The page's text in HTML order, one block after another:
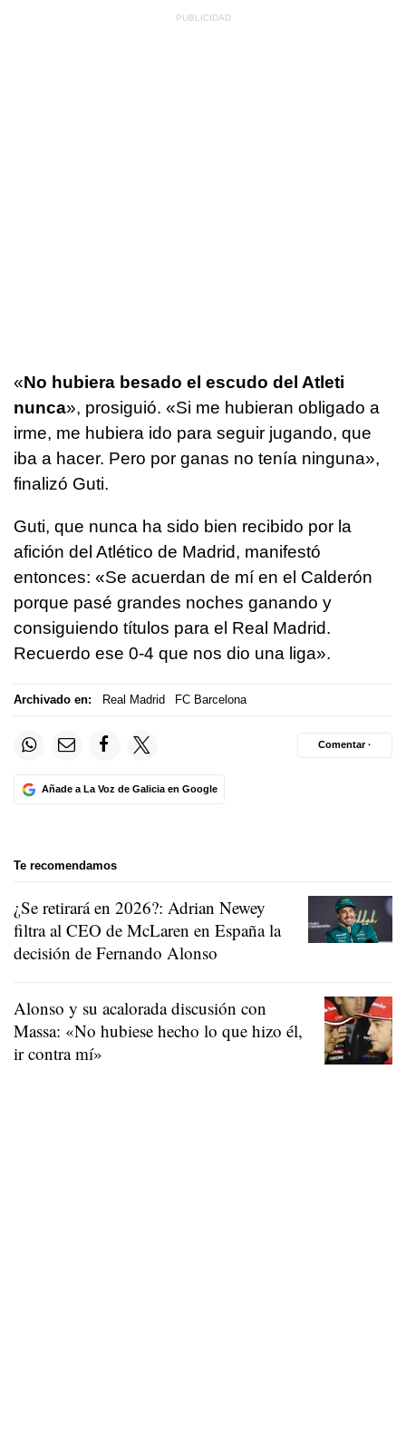
«No hubiera besado el escudo del Atleti
nunca», prosiguió. «Si me hubieran obligado a
irme, me hubiera ido para seguir jugando, que
iba a hacer. Pero por ganas no tenía ninguna»,
finalizó Guti.
Guti, que nunca ha sido bien recibido por la
afición del Atlético de Madrid, manifestó
entonces: «Se acuerdan de mí en el Calderón
porque pasé grandes noches ganando y
consiguiendo títulos para el Real Madrid.
Recuerdo ese 0-4 que nos dio una liga».
Archivado en: Real Madrid FC Barcelona
Añade a La Voz de Galicia en Google
Comentar ·
Te recomendamos
¿Se retirará en 2026?: Adrian Newey
filtra al CEO de McLaren en España la
decisión de Fernando Alonso
Alonso y su acalorada discusión con
Massa: «No hubiese hecho lo que hizo él,
ir contra mí»